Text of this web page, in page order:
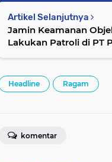
Artikel Selanjutnya
Jamin Keamanan
Lakukan Patroli di PT
Headline Ragam
komentar